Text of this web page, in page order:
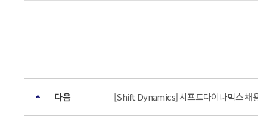
다음 [Shift Dynamics] 시프트다이나믹스 채